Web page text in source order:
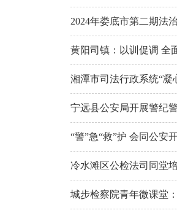
2024年娄底市第二期法
黄阳司镇：以训促调 全
湘潭市司法行政系统“凝
宁远县公安局开展警纪
“警”急“救”护 会同公安
冷水滩区公检法司同堂
城步检察院青年微课堂